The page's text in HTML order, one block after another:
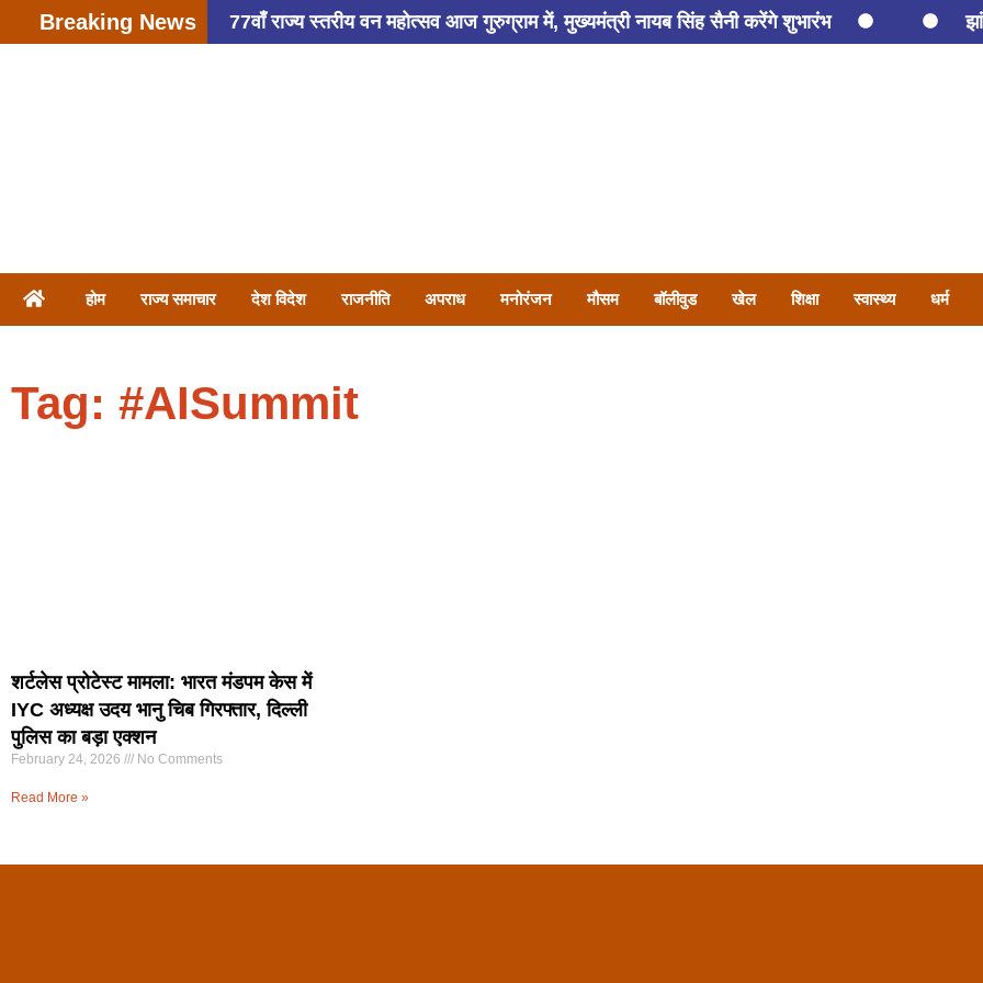
Breaking News 77वाँ राज्य स्तरीय वन महोत्सव आज गुरुग्राम में, मुख्यमंत्री नायब सिंह सैनी करेंगे शुभारंभ
होम राज्य समाचार देश विदेश राजनीति अपराध मनोरंजन मौसम बॉलीवुड खेल शिक्षा स्वास्थ्य धर्म
Tag: #AISummit
शर्टलेस प्रोटेस्ट मामला: भारत मंडपम केस में
IYC अध्यक्ष उदय भानु चिब गिरफ्तार, दिल्ली
पुलिस का बड़ा एक्शन
February 24, 2026 No Comments
Read More »